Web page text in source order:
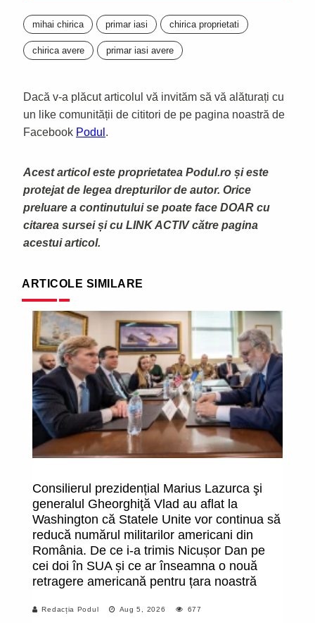
mihai chirica primar iasi chirica proprietati
chirica avere primar iasi avere
Dacă v-a plăcut articolul vă invităm să vă alăturați cu
un like comunității de cititori de pe pagina noastră de
Facebook Podul .
Acest articol este proprietatea Podul.ro și este
protejat de legea drepturilor de autor. Orice
preluare a continutului se poate face DOAR cu
citarea sursei și cu LINK ACTIV către pagina
acestui articol.
ARTICOLE SIMILARE
Consilierul prezidențial Marius Lazurca şi
generalul Gheorghiţă Vlad au aflat la
Washington că Statele Unite vor continua să
reducă numărul militarilor americani din
România. De ce i-a trimis Nicușor Dan pe
cei doi în SUA și ce ar înseamna o nouă
retragere americană pentru țara noastră
Redacția Podul Aug 5, 2026 677